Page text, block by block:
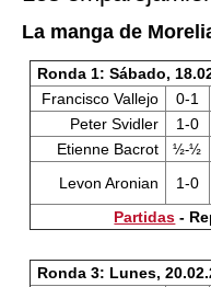
La manga de
Ronda 1: Sábado,
Francisco Vallejo
0-1
Peter Svidler
1-0
Etienne Bacrot
½-½
Levon Aronian
1-0
Partidas -
Ronda 3: Lunes,